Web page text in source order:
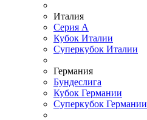
Италия
Серия А
Кубок Италии
Суперкубок Италии
Германия
Бундеслига
Кубок Германии
Суперкубок Германии